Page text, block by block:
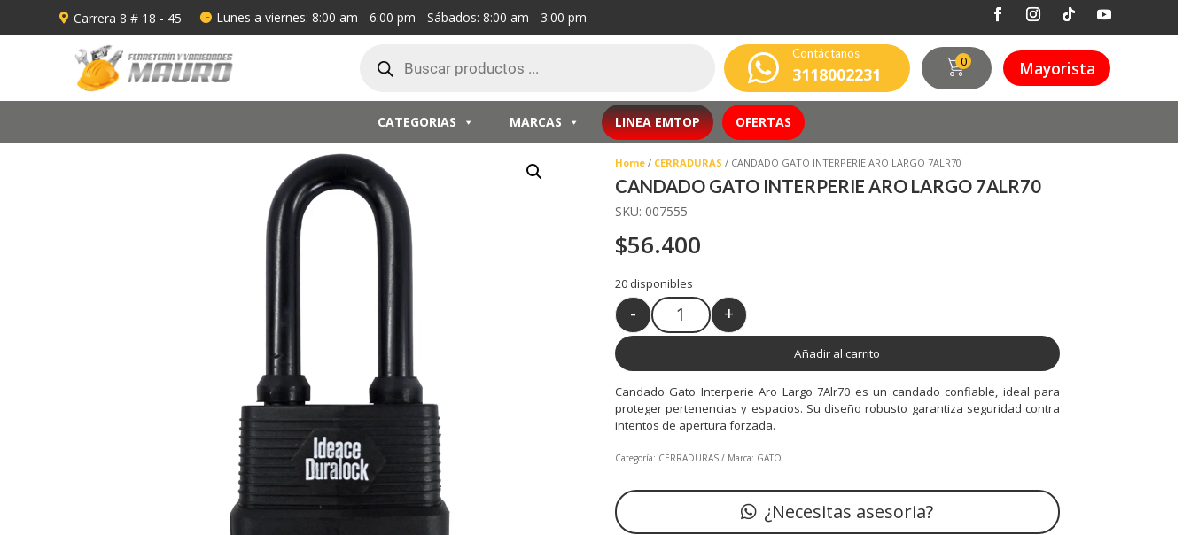
 Carrera 8 # 18 - 45  Lunes a viernes: 8:00 am - 6:00 pm - Sábados: 8:00 am - 3:00 pm
productos  Contáctanos
3118002231
0 Mayorista
CATEGORIAS MARCAS LINEA EMTOP OFERTAS
Home/ CERRADURAS / CANDADO GATO INTERPERIE ARO LARGO 7ALR70
CANDADO GATO INTERPERIE ARO LARGO 7ALR70
SKU: 007555
$56.400
20 disponibles
Quantity
- +
Añadir al carrito
Candado Gato Interperie Aro Largo 7Alr70 es un candado confiable, ideal para
proteger pertenencias y espacios. Su diseño robusto garantiza seguridad contra
intentos de apertura forzada.
Categoría: CERRADURAS Marca: GATO
¿Necesitas asesoria?